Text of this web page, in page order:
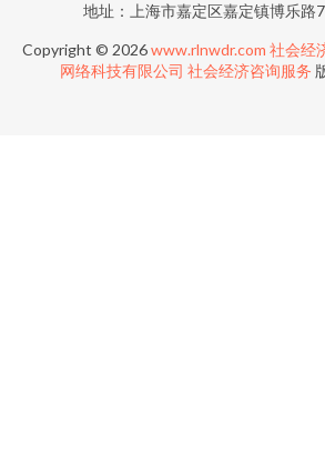
地址：上海市嘉定区嘉定镇博乐路
Copyright © 2026www.rlnwdr.com 社会经
网络科技有限公司 社会经济咨询服务